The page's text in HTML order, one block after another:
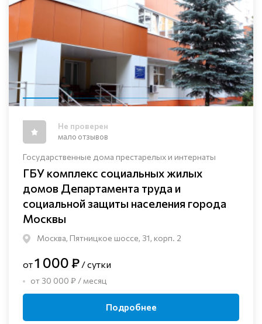
Государственные дома престарелых и интернаты
ГБУ комплекс социальных жилых
домов Департамента труда и
социальной защиты населения города
Москвы
Москва, Пятницкое шоссе, 31, корп. 2
Не проверен
мало отзывов
от1 000 ₽ / сутки
от 30 000 ₽ / месяц
Подробнее